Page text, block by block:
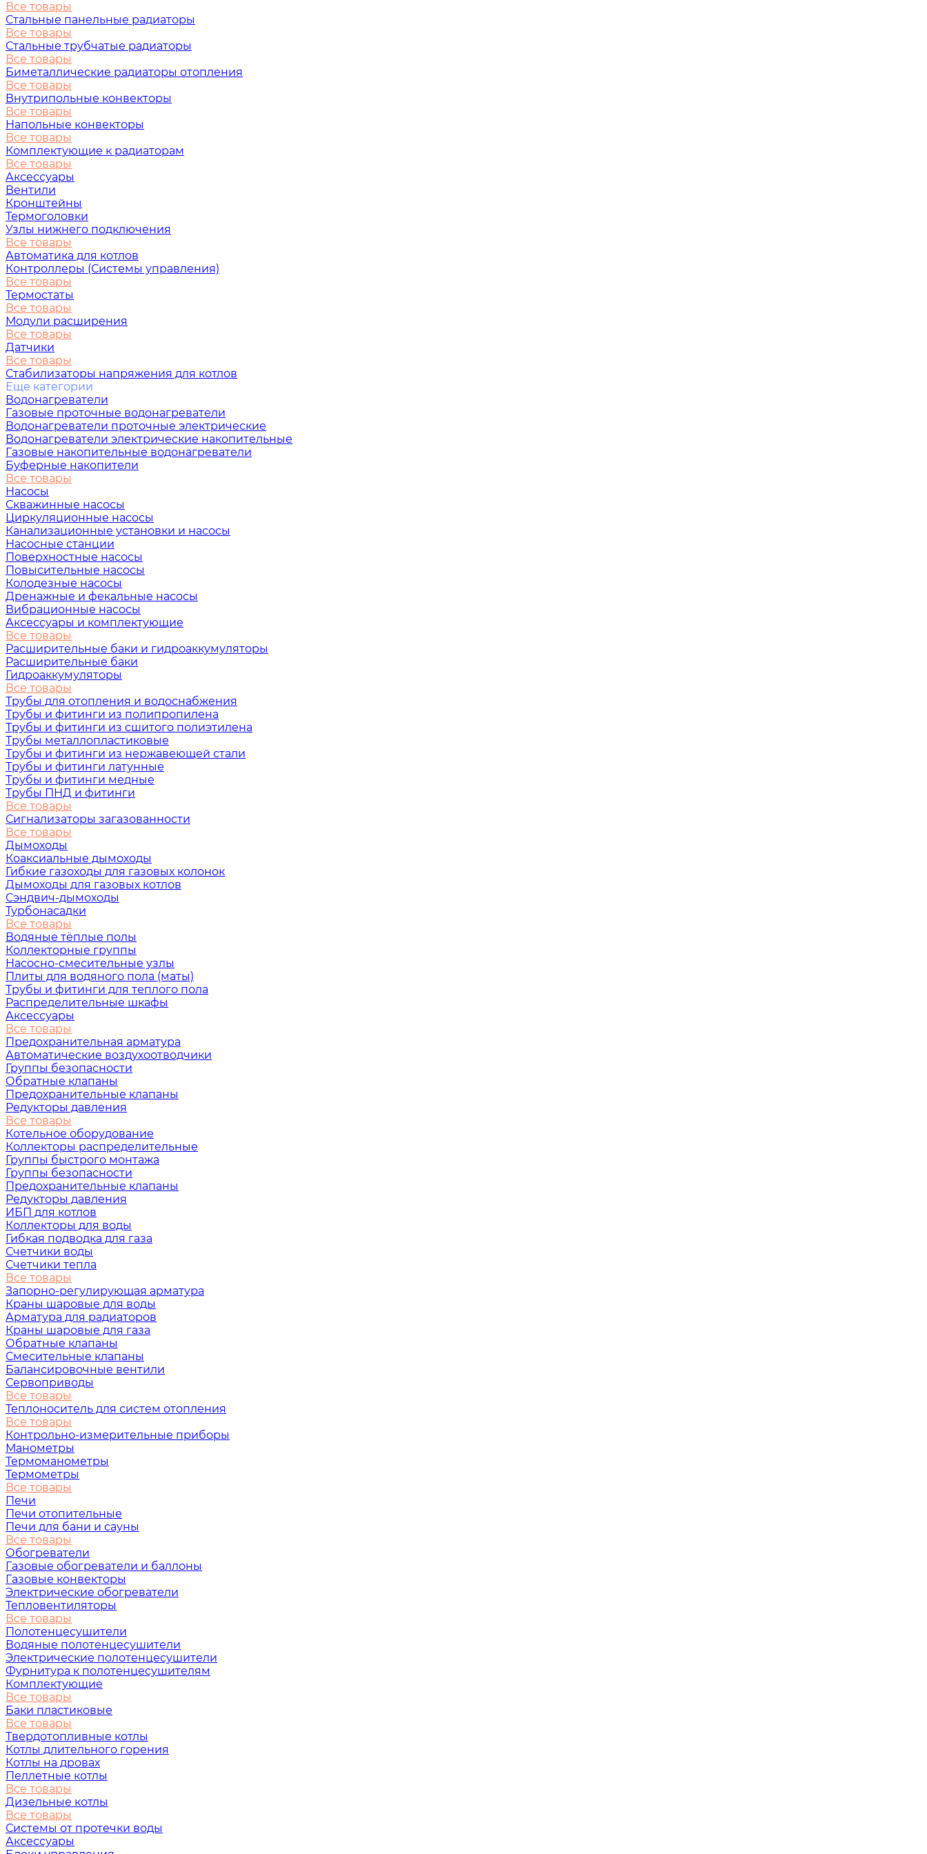
Все товары
Стальные панельные радиаторы
Все товары
Стальные трубчатые радиаторы
Все товары
Биметаллические радиаторы отопления
Все товары
Внутрипольные конвекторы
Все товары
Напольные конвекторы
Все товары
Комплектующие к радиаторам
Все товары
Аксессуары
Вентили
Кронштейны
Термоголовки
Узлы нижнего подключения
Все товары
Автоматика для котлов
Контроллеры (Системы управления)
Все товары
Термостаты
Все товары
Модули расширения
Все товары
Датчики
Все товары
Стабилизаторы напряжения для котлов
Еще категории
Водонагреватели
Газовые проточные водонагреватели
Водонагреватели проточные электрические
Водонагреватели электрические накопительные
Газовые накопительные водонагреватели
Буферные накопители
Все товары
Насосы
Скважинные насосы
Циркуляционные насосы
Канализационные установки и насосы
Насосные станции
Поверхностные насосы
Повысительные насосы
Колодезные насосы
Дренажные и фекальные насосы
Вибрационные насосы
Аксессуары и комплектующие
Все товары
Расширительные баки и гидроаккумуляторы
Расширительные баки
Гидроаккумуляторы
Все товары
Трубы для отопления и водоснабжения
Трубы и фитинги из полипропилена
Трубы и фитинги из сшитого полиэтилена
Трубы металлопластиковые
Трубы и фитинги из нержавеющей стали
Трубы и фитинги латунные
Трубы и фитинги медные
Трубы ПНД и фитинги
Все товары
Сигнализаторы загазованности
Все товары
Дымоходы
Коаксиальные дымоходы
Гибкие газоходы для газовых колонок
Дымоходы для газовых котлов
Сэндвич-дымоходы
Турбонасадки
Все товары
Водяные тёплые полы
Коллекторные группы
Насосно-смесительные узлы
Плиты для водяного пола (маты)
Трубы и фитинги для теплого пола
Распределительные шкафы
Аксессуары
Все товары
Предохранительная арматура
Автоматические воздухоотводчики
Группы безопасности
Обратные клапаны
Предохранительные клапаны
Редукторы давления
Все товары
Котельное оборудование
Коллекторы распределительные
Группы быстрого монтажа
Группы безопасности
Предохранительные клапаны
Редукторы давления
ИБП для котлов
Коллекторы для воды
Гибкая подводка для газа
Счетчики воды
Счетчики тепла
Все товары
Запорно-регулирующая арматура
Краны шаровые для воды
Арматура для радиаторов
Краны шаровые для газа
Обратные клапаны
Смесительные клапаны
Балансировочные вентили
Сервоприводы
Все товары
Теплоноситель для систем отопления
Все товары
Контрольно-измерительные приборы
Манометры
Термоманометры
Термометры
Все товары
Печи
Печи отопительные
Печи для бани и сауны
Все товары
Обогреватели
Газовые обогреватели и баллоны
Газовые конвекторы
Электрические обогреватели
Тепловентиляторы
Все товары
Полотенцесушители
Водяные полотенцесушители
Электрические полотенцесушители
Фурнитура к полотенцесушителям
Комплектующие
Все товары
Баки пластиковые
Все товары
Твердотопливные котлы
Котлы длительного горения
Котлы на дровах
Пеллетные котлы
Все товары
Дизельные котлы
Все товары
Системы от протечки воды
Аксессуары